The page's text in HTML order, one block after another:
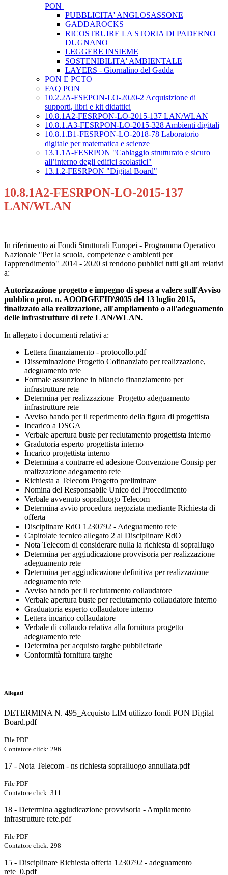
PON
PUBBLICITA' ANGLOSASSONE
GADDAROCKS
RICOSTRUIRE LA STORIA DI PADERNO
DUGNANO
LEGGERE INSIEME
SOSTENIBILITA' AMBIENTALE
LAYERS - Giornalino del Gadda
PON E PCTO
FAQ PON
10.2.2A-FSEPON-LO-2020-2 Acquisizione di
supporti, libri e kit didattici
10.8.1A2-FESRPON-LO-2015-137 LAN/WLAN
10.8.1.A3-FESRPON-LO-2015-328 Ambienti digitali
10.8.1.B1-FESRPON-LO-2018-78 Laboratorio
digitale per matematica e scienze
13.1.1A-FESRPON "Cablaggio strutturato e sicuro
all’interno degli edifici scolastici"
13.1.2-FESRPON "Digital Board"
10.8.1A2-FESRPON-LO-2015-137
LAN/WLAN
In riferimento ai Fondi Strutturali Europei - Programma Operativo
Nazionale "Per la scuola, competenze e ambienti per
l'apprendimento" 2014 - 2020 si rendono pubblici tutti gli atti relativi
a:
Autorizzazione progetto e impegno di spesa a valere sull'Avviso
pubblico prot. n. AOODGEFID\9035 del 13 luglio 2015,
finalizzato alla realizzazione, all'ampliamento o all'adeguamento
delle infrastrutture di rete LAN/WLAN.
In allegato i documenti relativi a:
Lettera finanziamento - protocollo.pdf
Disseminazione Progetto Cofinanziato per realizzazione,
adeguamento rete
Formale assunzione in bilancio finanziamento per
infrastrutture rete
Determina per realizzazione Progetto adeguamento
infrastrutture rete
Avviso bando per il reperimento della figura di progettista
Incarico a DSGA
Verbale apertura buste per reclutamento progettista interno
Gradutoria esperto progettista interno
Incarico progettista interno
Determina a contrarre ed adesione Convenzione Consip per
realizzazione adegamento rete
Richiesta a Telecom Progetto preliminare
Nomina del Responsabile Unico del Procedimento
Verbale avvenuto sopralluogo Telecom
Determina avvio procedura negoziata mediante Richiesta di
offerta
Disciplinare RdO 1230792 - Adeguamento rete
Capitolate tecnico allegato 2 al Disciplinare RdO
Nota Telecom di considerare nulla la richiesta di soprallugo
Determina per aggiudicazione provvisoria per realizzazione
adeguamento rete
Determina per aggiudicazione definitiva per realizzazione
adeguamento rete
Avviso bando per il reclutamento collaudatore
Verbale apertura buste per reclutamento collaudatore interno
Graduatoria esperto collaudatore interno
Lettera incarico collaudatore
Verbale di collaudo relativa alla fornitura progetto
adeguamento rete
Determina per acquisto targhe pubblicitarie
Conformità fornitura targhe
Allegati
DETERMINA N. 495_Acquisto LIM utilizzo fondi PON Digital
Board.pdf
File PDF
Contatore click: 296
17 - Nota Telecom - ns richiesta sopralluogo annullata.pdf
File PDF
Contatore click: 311
18 - Determina aggiudicazione provvisoria - Ampliamento
infrastrutture rete.pdf
File PDF
Contatore click: 298
15 - Disciplinare Richiesta offerta 1230792 - adeguamento
rete_0.pdf